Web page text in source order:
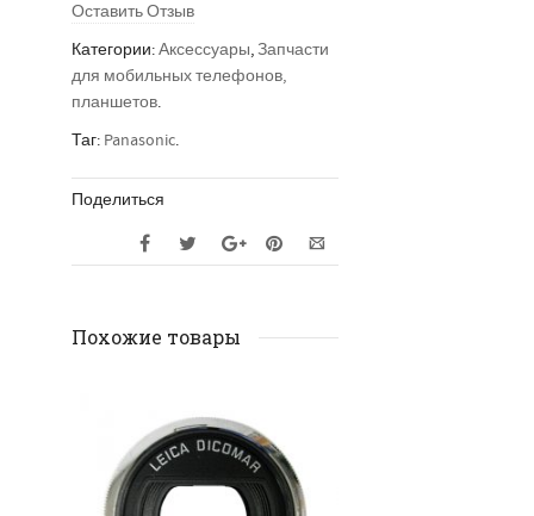
Оставить Отзыв
Категории:Аксессуары,Запчасти
для мобильных телефонов,
планшетов.
Таг: Panasonic.
Поделиться
Похожие товары